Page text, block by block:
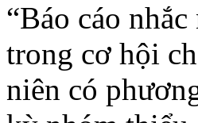
“Báo cáo
trong cơ hội
niên có